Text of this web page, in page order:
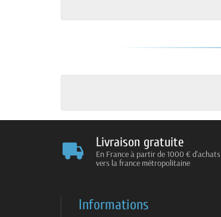
Livraison gratuite
En France à partir de 1000 € d'achats
vers la france métropolitaine
Informations